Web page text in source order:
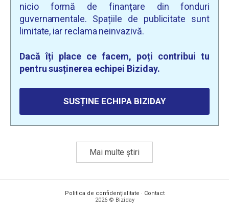
nicio formă de finanțare din fonduri
guvernamentale. Spațiile de publicitate sunt
limitate, iar reclama neinvazivă.
Dacă îți place ce facem, poți contribui tu
pentru susținerea echipei Biziday.
SUSȚINE ECHIPA BIZIDAY
Mai multe știri
Politica de confidențialitate · Contact
2026 © Biziday